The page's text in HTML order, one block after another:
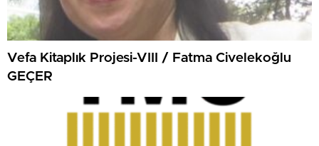
Vefa Kitaplık Projesi-VIII / Fatma Civelekoğlu
GEÇER